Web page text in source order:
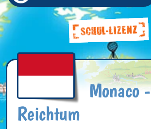
Monaco -
Reichtum